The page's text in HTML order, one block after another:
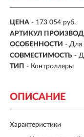
ЦЕНА - 173 054 руб.
АРТИКУЛ
ОСОБЕННОСТИ - Для
СОВМЕСТИМОСТЬ -
ТИП - Контроллеры
ОПИСАНИЕ
Характеристики